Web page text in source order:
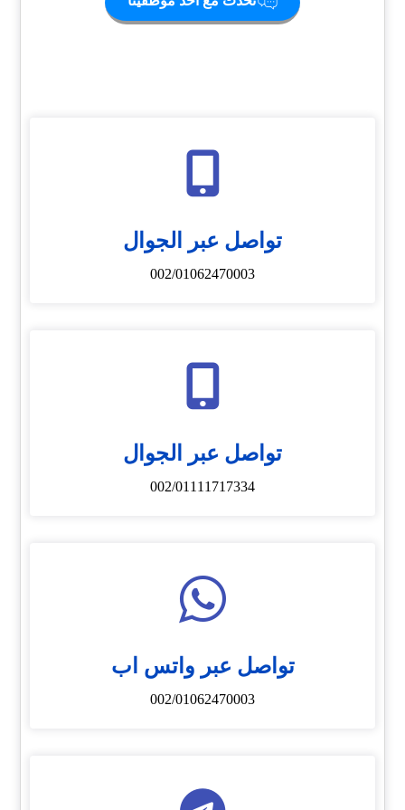
تواصل عبر الجوال
002/01062470003
تواصل عبر الجوال
002/01111717334
تواصل عبر واتس اب
002/01062470003